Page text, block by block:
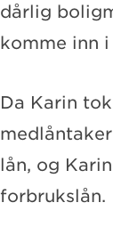
dårlig
komme inn
Da Karin
lån, og
forbrukslån.